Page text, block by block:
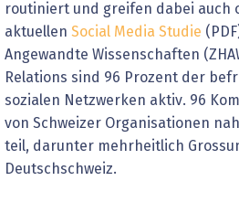
routiniert und greifen dabei auch
aktuellen Social Media Studie
Angewandte Wissenschaften
Relations sind 96 Prozent der
sozialen Netzwerken aktiv. 96
von Schweizer Organisationen
teil, darunter mehrheitlich
Deutschschweiz.